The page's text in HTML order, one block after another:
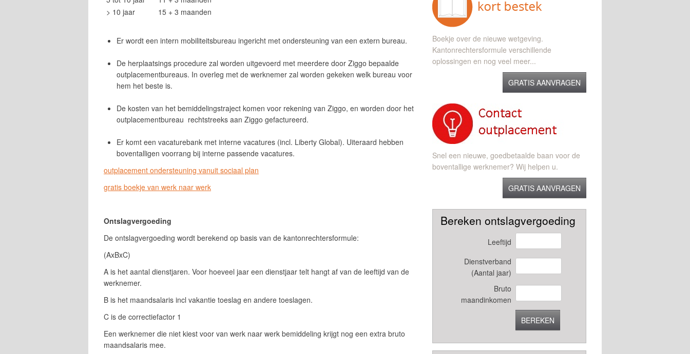
> 10 jaar
15 + 3 maanden
Er wordt een intern mobiliteitsbureau ingericht met ondersteuning van een extern bureau.
De herplaatsings procedure zal worden uitgevoerd met meerdere door Ziggo bepaalde
outplacementbureaus. In overleg met de werknemer zal worden gekeken welk bureau voor
hem het beste is.
De kosten van het bemiddelingstraject komen voor rekening van Ziggo, en worden door het
outplacementbureau rechtstreeks aan Ziggo gefactureerd.
Er komt een vacaturebank met interne vacatures (incl. Liberty Global). Uiteraard hebben
boventalligen voorrang bij interne passende vacatures.
outplacement ondersteuning vanuit sociaal plan
gratis boekje van werk naar werk
Ontslagvergoeding
De ontslagvergoeding wordt berekend op basis van de kantonrechtersformule:
(AxBxC)
A is het aantal dienstjaren. Voor hoeveel jaar een dienstjaar telt hangt af van de leeftijd van de
werknemer.
B is het maandsalaris incl vakantie toeslag en andere toeslagen.
C is de correctiefactor 1
Een werknemer die niet kiest voor van werk naar werk bemiddeling krijgt nog een extra bruto
maandsalaris mee.
Boekje over de nieuwe wetgeving.
Kantonrechtersformule verschillende
oplossingen en nog veel meer...
GRATIS AANVRAGEN
Snel een nieuwe, goedbetaalde baan voor de
boventallige werknemer? Wij helpen u.
GRATIS AANVRAGEN
Bereken ontslagvergoeding
Leeftijd
Dienstverband
(Aantal jaar)
Bruto
maandinkomen
BEREKEN